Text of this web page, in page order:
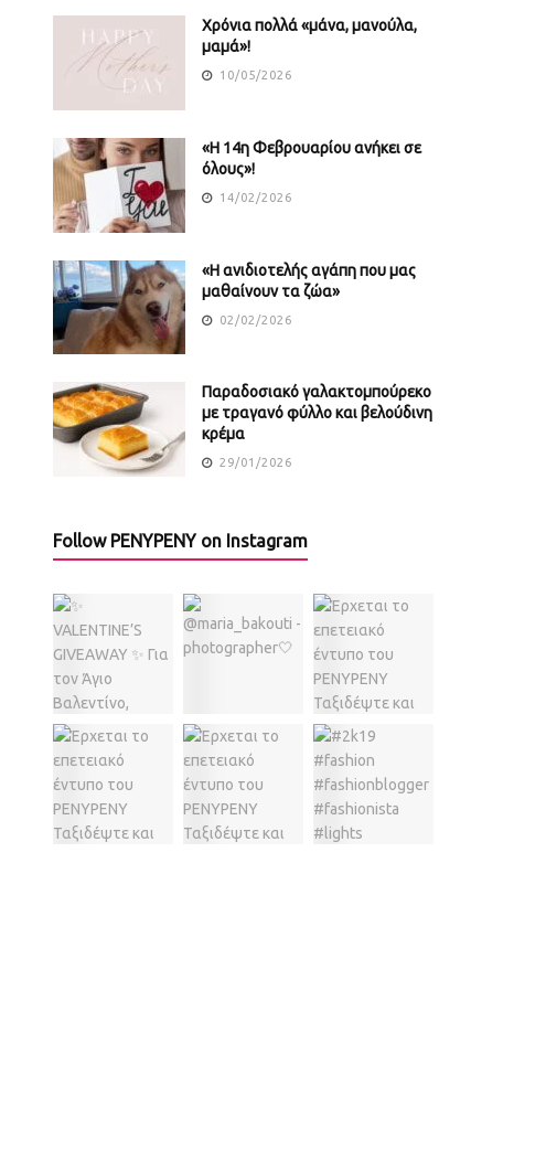
Χρόνια πολλά «μάνα, μανούλα,
μαμά»!
10/05/2026
«Η 14η Φεβρουαρίου ανήκει σε
όλους»!
14/02/2026
«Η ανιδιοτελής αγάπη που μας
μαθαίνουν τα ζώα»
02/02/2026
Παραδοσιακό γαλακτομπούρεκο
με τραγανό φύλλο και βελούδινη
κρέμα
29/01/2026
Follow PENYPENY on Instagram